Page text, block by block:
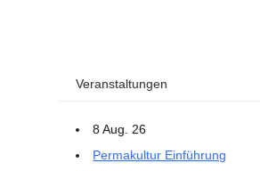
Veranstaltungen
8 Aug. 26
Permakultur Einführung